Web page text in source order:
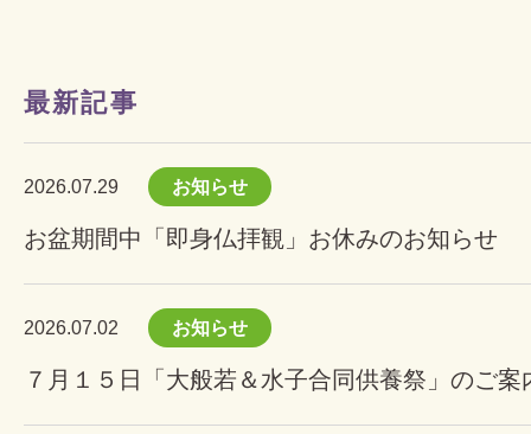
最新記事
2026.07.29 お知らせ
お盆期間中「即身仏拝観」お休みのお知らせ
2026.07.02 お知らせ
７月１５日「大般若＆水子合同供養祭」のご案